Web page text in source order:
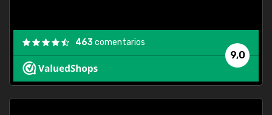
9,0
463comentarios